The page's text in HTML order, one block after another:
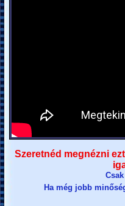
Szeretnéd megnézni
Ha még jobb